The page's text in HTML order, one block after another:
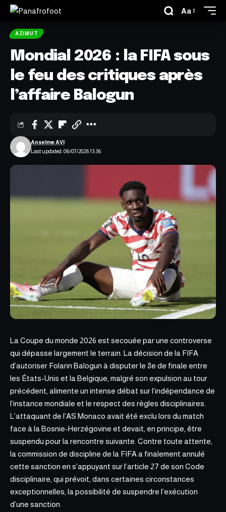
Aa
AZIMUT
Mondial 2026 : la FIFA sous
le feu des critiques après
l’affaire Balogun
Last updated: 06/07/2026 13:36
Anselme AVI
La Coupe du monde 2026 est secouée par une controverse
qui dépasse largement le terrain. La décision de la FIFA
d’autoriser Folarin Balogun à disputer le 8e de finale entre
les États-Unis et la Belgique, malgré son expulsion au tour
précédent, alimente un intense débat sur l’indépendance de
l’instance mondiale et le respect des règles disciplinaires.
L’attaquant de l’AS Monaco avait été exclu lors du match
face à la Bosnie-Herzégovine et devait, en principe, être
suspendu pour la rencontre suivante. Contre toute attente,
la commission de discipline de la FIFA a finalement annulé
cette sanction en s’appuyant sur l’article 27 de son Code
disciplinaire, qui prévoit, dans certaines circonstances
exceptionnelles, la possibilité de suspendre l’exécution
d’une sanction.